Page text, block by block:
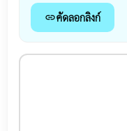
linkคัดลอกลิงก์